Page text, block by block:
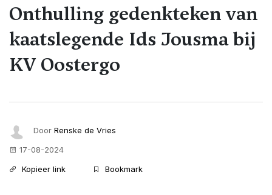
Onthulling gedenkteken van
kaatslegende Ids Jousma bij
KV Oostergo
Door Renske de Vries
17-08-2024
Kopieer link
Bookmark